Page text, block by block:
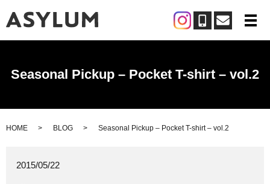
メ
Seasonal Pickup – Pocket T-shirt – vol.2
HOME BLOG Seasonal Pickup – Pocket T-shirt – vol.2
2015/05/22